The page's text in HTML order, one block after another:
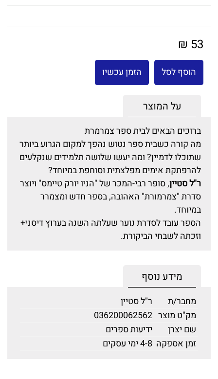
53 ₪
הוסף לסל הזמן עכשיו
על המוצר
ברוכים הבאים לבית ספר צמרמרת
מה קורה כשבית ספר נטוש נהפך למקום הגרוע ביותר
שתוכלו לדמיין? ומה יעשו שלושה תלמידים שנקלעים
להרפתקת אימים מפלצתית וסוחפת במיוחד?
ר"ל סטיין, סופר רבי-המכר של "הניו יורק טיימס" ויוצר
סדרת "צמרמורת" האהובה, בספר חדש ומצמרר
במיוחד.
הספר עובד לסדרת נוער שעלתה השנה בערוץ דיסני+
וזכתה לשבחי הביקורת.
מידע נוסף
מחבר/ת
ר"ל סטיין
מק"ט מוצר 036200062562
שם יצרן
ידיעות ספרים
זמן אספקה 4-8 ימי עסקים